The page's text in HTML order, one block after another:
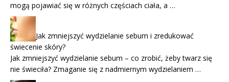
mogą pojawiać się w różnych częściach ciała, a …
Jak zmniejszyć wydzielanie sebum i zredukować
świecenie skóry?
Jak zmniejszyć wydzielanie sebum – co zrobić, żeby twarz się
nie świeciła? Zmaganie się z nadmiernym wydzielaniem …